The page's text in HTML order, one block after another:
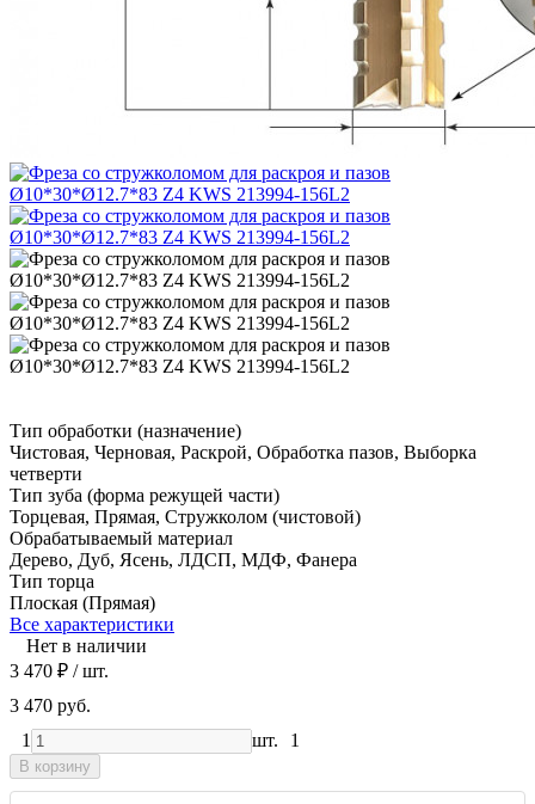
Тип обработки (назначение)
Чистовая, Черновая, Раскрой, Обработка пазов, Выборка
четверти
Тип зуба (форма режущей части)
Торцевая, Прямая, Стружколом (чистовой)
Обрабатываемый материал
Дерево, Дуб, Ясень, ЛДСП, МДФ, Фанера
Тип торца
Плоская (Прямая)
Все характеристики
Нет в наличии
3 470 ₽ / шт.
3 470 руб.
1
шт. 1
В корзину